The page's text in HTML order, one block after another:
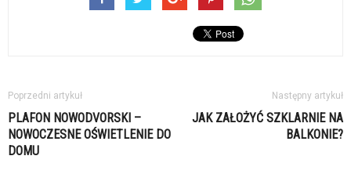
Poprzedni artykuł
PLAFON NOWODVORSKI –
NOWOCZESNE OŚWIETLENIE DO
DOMU
Następny artykuł
JAK ZAŁOŻYĆ SZKLARNIE NA
BALKONIE?